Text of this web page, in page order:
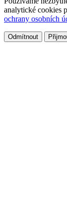
analytické cookies
ochrany osobních
Odmítnout